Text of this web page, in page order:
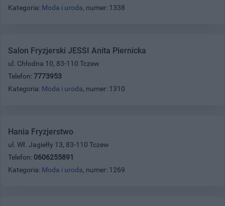
Kategoria: Moda i uroda, numer: 1338
Salon Fryzjerski JESSI Anita Piernicka
ul. Chłodna 10, 83-110 Tczew
Telefon: 7773953
Kategoria: Moda i uroda, numer: 1310
Hania Fryzjerstwo
ul. Wł. Jagiełły 13, 83-110 Tczew
Telefon: 0606255891
Kategoria: Moda i uroda, numer: 1269